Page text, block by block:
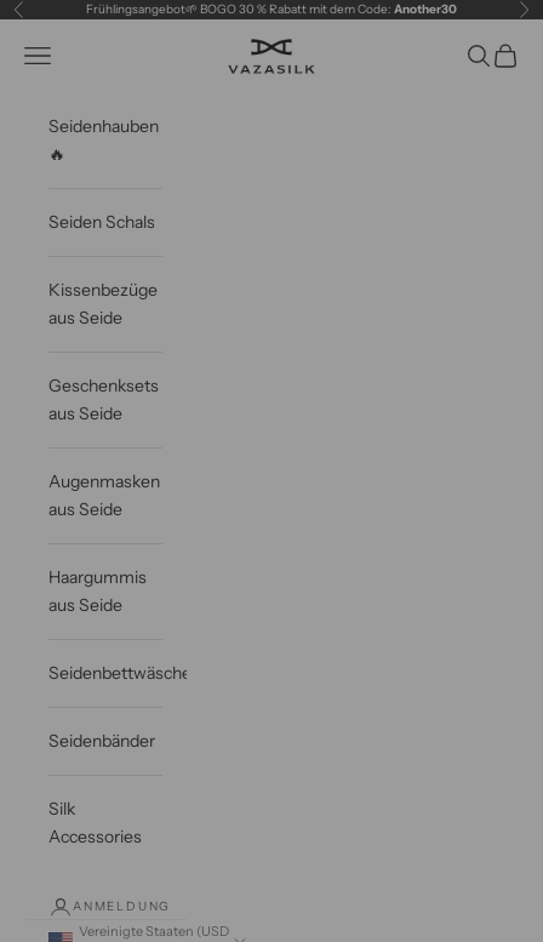
Zum Inhalt springen
Zurück Frühlingsangebot🌱 BOGO 30 % Rabatt mit dem Code: Another30 Vor
VAZASILK
Navigationsmenü öffnen Suche
Seidenhauben
🔥
Seiden Schals
Kissenbezüge
aus Seide
Geschenksets
aus Seide
Augenmasken
aus Seide
Haargummis
aus Seide
Seidenbettwäsche
Seidenbänder
Silk
Accessories
ANMELDUNG
Vereinigte Staaten (USD